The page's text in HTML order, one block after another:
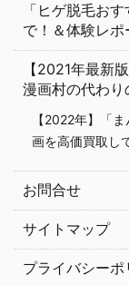
「ヒゲ脱毛お
で！＆体験レ
【2021年最新
漫画村の代わり
【2022年】「
画を高価買取し
お問合せ
サイトマップ
プライバシーポ